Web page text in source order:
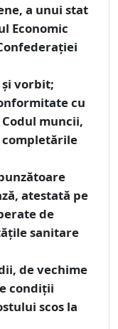
a unui stat
Economic
şi vorbit;
cu
muncii,
atestată pe
de
sanitare
de vechime
condiţii
scos la